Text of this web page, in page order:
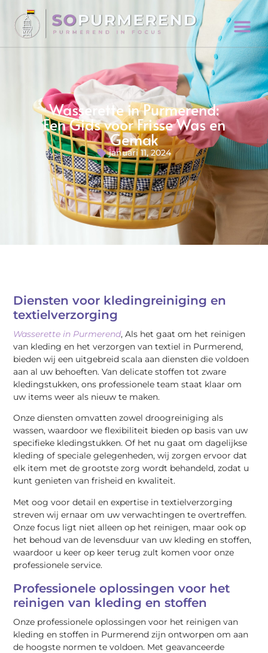
Wasserette in Purmerend:
Een Gids voor Frisse Was en
Gemak
januari 11, 2024
Diensten voor kledingreiniging en
textielverzorging
Wasserette in Purmerend, Als het gaat om het reinigen
van kleding en het verzorgen van textiel in Purmerend,
bieden wij een uitgebreid scala aan diensten die voldoen
aan al uw behoeften. Van delicate stoffen tot zware
kledingstukken, ons professionele team staat klaar om
uw items weer als nieuw te maken.
Onze diensten omvatten zowel droogreiniging als
wassen, waardoor we flexibiliteit bieden op basis van uw
specifieke kledingstukken. Of het nu gaat om dagelijkse
kleding of speciale gelegenheden, wij zorgen ervoor dat
elk item met de grootste zorg wordt behandeld, zodat u
kunt genieten van frisheid en kwaliteit.
Met oog voor detail en expertise in textielverzorging
streven wij ernaar om uw verwachtingen te overtreffen.
Onze focus ligt niet alleen op het reinigen, maar ook op
het behoud van de levensduur van uw kleding en stoffen,
waardoor u keer op keer terug zult komen voor onze
professionele service.
Professionele oplossingen voor het
reinigen van kleding en stoffen
Onze professionele oplossingen voor het reinigen van
kleding en stoffen in Purmerend zijn ontworpen om aan
de hoogste normen te voldoen. Met geavanceerde